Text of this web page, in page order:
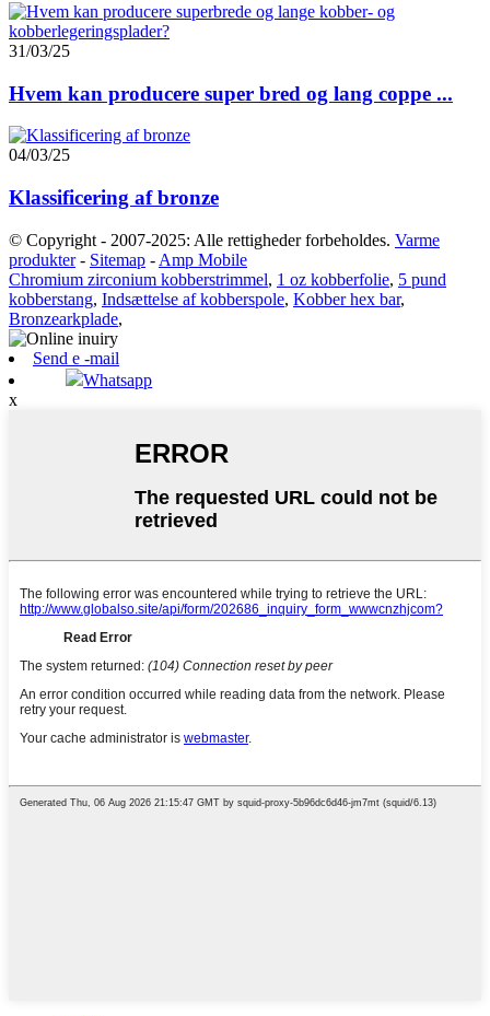
31/03/25
Hvem kan producere super bred og lang coppe ...
04/03/25
Klassificering af bronze
© Copyright - 2007-2025: Alle rettigheder forbeholdes. Varme
produkter- Sitemap - Amp Mobile
Chromium zirconium kobberstrimmel, 1 oz kobberfolie, 5 pund
kobberstang, Indsættelse af kobberspole, Kobber hex bar,
Bronzearkplade,
Send e -mail
Whatsapp
x